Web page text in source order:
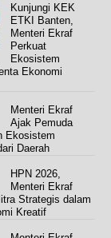
Kunjungi KEK
ETKI Banten,
Menteri Ekraf
Perkuat
Ekosistem
Ekonomi
Menteri Ekraf
Ajak Pemuda
Ekosistem
Daerah
HPN 2026,
Menteri Ekraf
Strategis dalam
Kreatif